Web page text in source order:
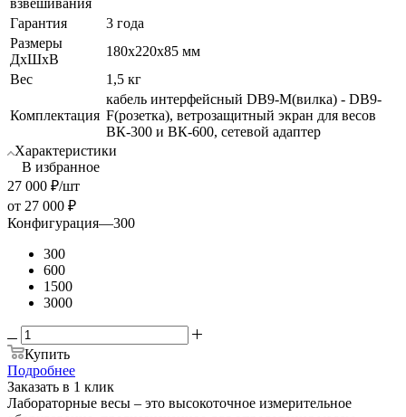
Гарантия
3 года
Размеры
ДхШхВ
180х220х85 мм
Вес
1,5 кг
Комплектация
кабель интерфейсный DB9-M(вилка) - DB9-
F(розетка), ветрозащитный экран для весов
ВК-300 и ВК-600, сетевой адаптер
Характеристики
В избранное
27 000 ₽/шт
от 27 000 ₽
Конфигурация—300
300
600
1500
3000
Купить
Подробнее
Заказать в 1 клик
Лабораторные весы – это высокоточное измерительное